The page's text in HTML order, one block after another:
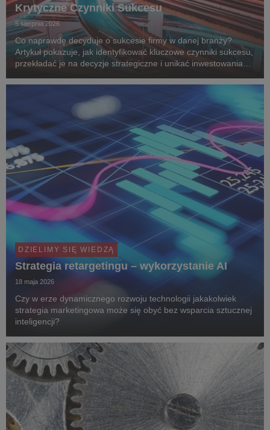
Krytyczne Czynniki Sukcesu
5 sierpnia 2026
Co naprawdę decyduje o sukcesie firmy w danej branży?
Artykuł pokazuje, jak identyfikować kluczowe czynniki sukcesu,
przekładać je na decyzje strategiczne i unikać inwestowania
konkurencyjnej. Analizę uzupełnia case study Bu...
DZIELIMY SIĘ WIEDZĄ
Strategia retargetingu – wykorzystanie AI
18 maja 2026
Czy w erze dynamicznego rozwoju technologii jakakolwiek
strategia marketingowa może się obyć bez wsparcia sztucznej
inteligencji?